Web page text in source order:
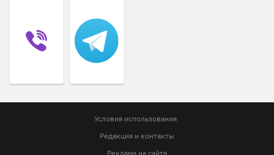
Условия использования
Редакция и контакты
Реклама на сайте